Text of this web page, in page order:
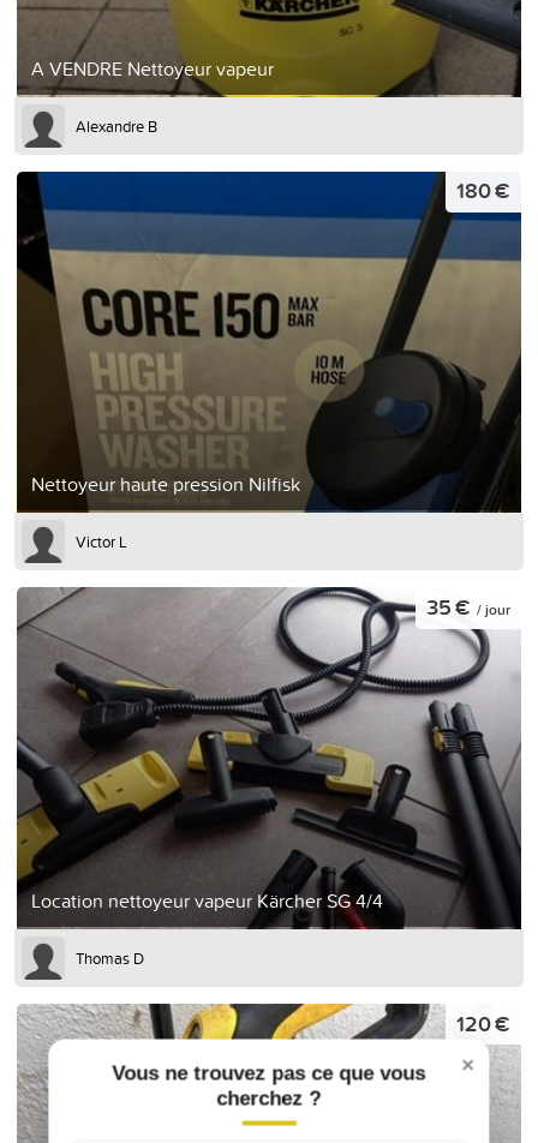
A VENDRE Nettoyeur vapeur
Alexandre B
Nettoyeur haute pression Nilfisk
180 €
Victor L
Location nettoyeur vapeur Kärcher SG 4/4
35 € / jour
Thomas D
120 €
×
Vous ne trouvez pas ce que vous
cherchez ?